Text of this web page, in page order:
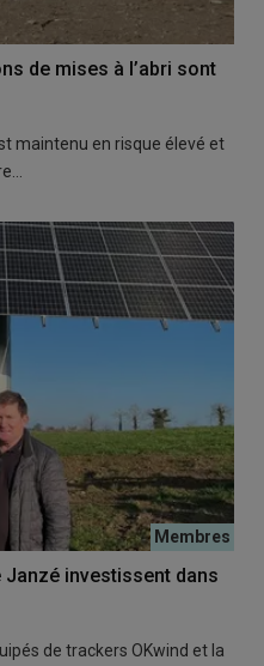
de mises à l’abri sont
maintenu en risque élevé et
investissent dans
de trackers OKwind et la